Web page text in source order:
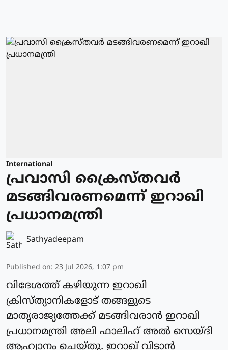
International
പ്രവാസി ക്രൈസ്തവര്‍
മടങ്ങിവരണമെന്ന് ഇറാഖി
പ്രധാനമന്ത്രി
Sathyadeepam
Published on: 23 Jul 2026, 1:07 pm
വിദേശത്ത് കഴിയുന്ന ഇറാഖി
ക്രിസ്ത്യാനികളോട് തങ്ങളുടെ
മാതൃരാജ്യത്തേക്ക് മടങ്ങിവരാന്‍ ഇറാഖി
പ്രധാനമന്ത്രി അലി ഫാലിഹ് അല്‍ സെയ്ദി
ആഹ്വാനം ചെയ്തു. ഇറാഖ് വിടാന്‍